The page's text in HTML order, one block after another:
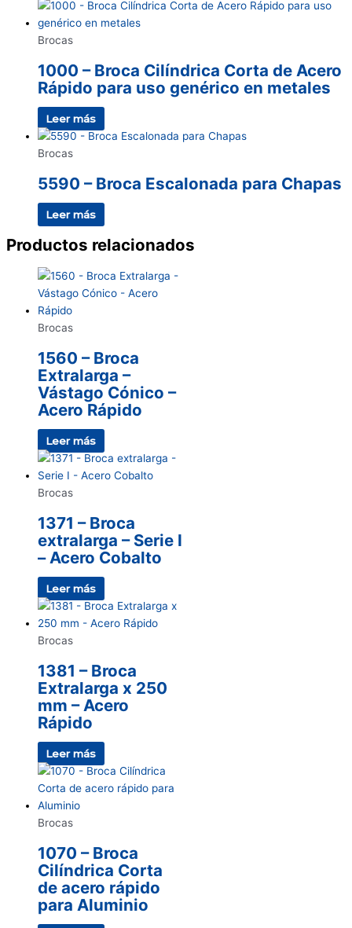
Brocas
1000 – Broca Cilíndrica Corta de Acero
Rápido para uso genérico en metales
Leer más
Brocas
5590 – Broca Escalonada para Chapas
Leer más
Productos relacionados
Brocas
1560 – Broca
Extralarga –
Vástago Cónico –
Acero Rápido
Leer más
Brocas
1371 – Broca
extralarga – Serie I
– Acero Cobalto
Leer más
Brocas
1381 – Broca
Extralarga x 250
mm – Acero
Rápido
Leer más
Brocas
1070 – Broca
Cilíndrica Corta
de acero rápido
para Aluminio